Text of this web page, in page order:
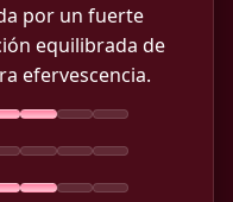
por un fuerte
equilibrada de
efervescencia.